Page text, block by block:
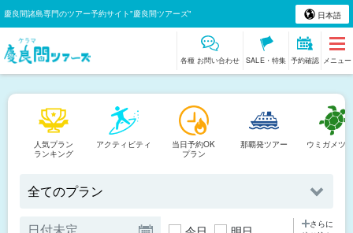
慶良間諸島専門のツアー予約サイト"慶良間ツアーズ" 日本語
各種 お問い合わせ SALE・特集 予約確認 メニュー
人気プラン
ランキング
アクティビティ
当日予約OK
プラン
那覇発ツアー ウミガメツ
さらに